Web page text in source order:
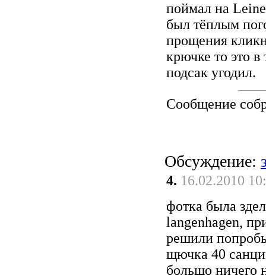
поймал на
был тёплым
прощения
крючке то это в
подсак угодил.
Сообщение
Обсуждение:
4. 16.02.2010
фотка была
langenhagen,
решили
щючка 40
большо ничего